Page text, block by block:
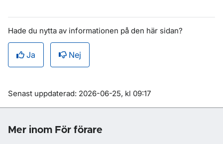
Hade du nytta av informationen på den här sidan?
Ja Nej
Om sidan
Senast uppdaterad: 2026-06-25, kl 09:17
Mer inom För förare